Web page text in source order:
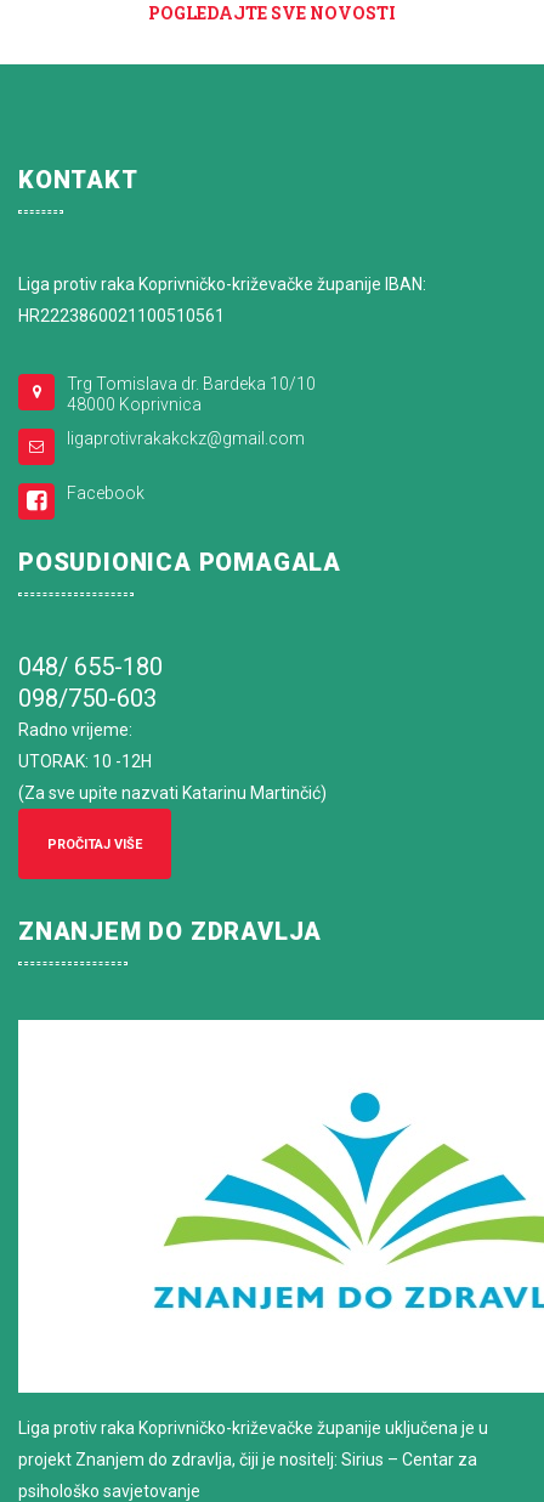
POGLEDAJTE SVE NOVOSTI
KONTAKT
Liga protiv raka Koprivničko-križevačke županije IBAN:
HR2223860021100510561
Trg Tomislava dr. Bardeka 10/10
48000 Koprivnica
ligaprotivrakakckz@gmail.com
Facebook
POSUDIONICA POMAGALA
048/ 655-180
098/750-603
Radno vrijeme:
UTORAK: 10 -12H
(Za sve upite nazvati Katarinu Martinčić)
PROČITAJ VIŠE
ZNANJEM DO ZDRAVLJA
Liga protiv raka Koprivničko-križevačke županije uključena je u
projekt Znanjem do zdravlja, čiji je nositelj: Sirius – Centar za
psihološko savjetovanje